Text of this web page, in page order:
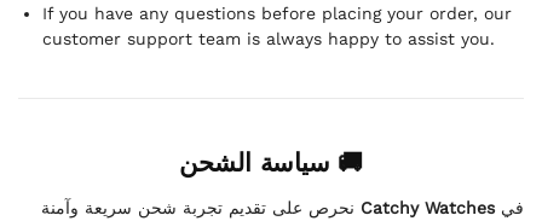
If you have any questions before placing your order, our
customer support team is always happy to assist you.
🚚 سياسة الشحن
فيCatchy Watches نحرص على تقديم تجربة شحن سريعة وآمنة